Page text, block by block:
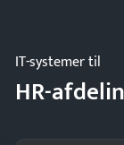
IT-systemer til
HR-